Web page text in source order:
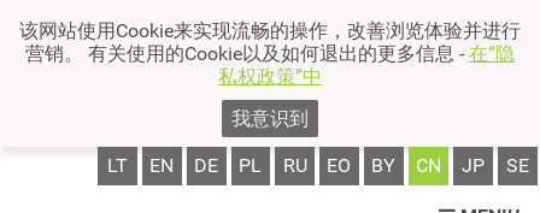
该网站使用Cookie来实现流畅的操作，改善浏览体验并进行
营销。 有关使用的Cookie以及如何退出的更多信息 - 在“隐
私权政策”中
我意识到
LT EN DE PL RU EO BY CN JP SE